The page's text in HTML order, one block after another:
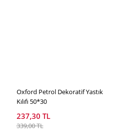
Oxford Petrol Dekoratif Yastık
Kılıfı 50*30
237,30 TL
339,00 TL